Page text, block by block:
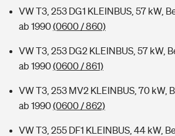
VW T3, 253 DG1 KLEINBUS, 57 kW,
ab 1990(0600 / 860)
VW T3, 253 DG2 KLEINBUS, 57 kW,
ab 1990(0600 / 861)
VW T3, 253 MV2 KLEINBUS, 70 kW,
ab 1990(0600 / 862)
VW T3, 255 DF1 KLEINBUS, 44 kW,